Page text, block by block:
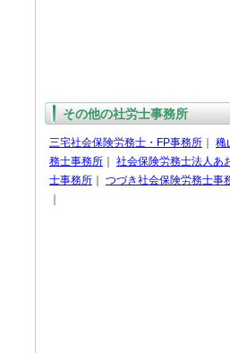
その他の社労士事務所
三宅社会保険労務士・FP事務所 穐
務士事務所
社会保険労務士法人あ
士事務所
つづき社会保険労務士事